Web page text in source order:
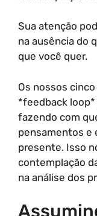
Sua atenção
na ausência do
que você quer.
Os nossos
*feedback loop*
fazendo com
pensamentos e
presente. Isso
contemplação
na análise dos